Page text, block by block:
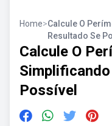
Home>Calcule O
Resultado Se
Calcule O
Possível